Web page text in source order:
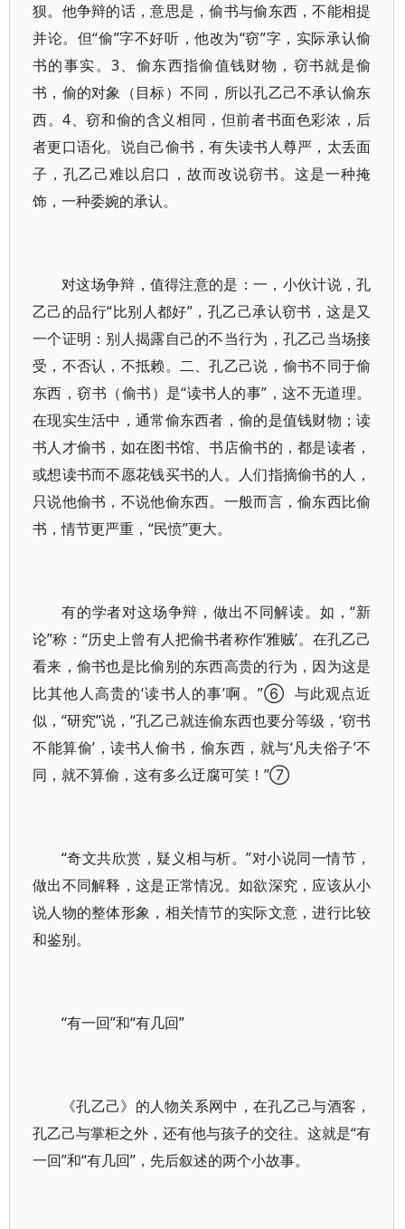
狈。他争辩的话，意思是，偷书与偷东西，不能相提
并论。但“偷”字不好听，他改为“窃”字，实际承认偷
书的事实。3、偷东西指偷值钱财物，窃书就是偷
书，偷的对象（目标）不同，所以孔乙己不承认偷东
西。4、窃和偷的含义相同，但前者书面色彩浓，后
者更口语化。说自己偷书，有失读书人尊严，太丢面
子，孔乙己难以启口，故而改说窃书。这是一种掩
饰，一种委婉的承认。
对这场争辩，值得注意的是：一，小伙计说，孔
乙己的品行“比别人都好”，孔乙己承认窃书，这是又
一个证明：别人揭露自己的不当行为，孔乙己当场接
受，不否认，不抵赖。二、孔乙己说，偷书不同于偷
东西，窃书（偷书）是“读书人的事”，这不无道理。
在现实生活中，通常偷东西者，偷的是值钱财物；读
书人才偷书，如在图书馆、书店偷书的，都是读者，
或想读书而不愿花钱买书的人。人们指摘偷书的人，
只说他偷书，不说他偷东西。一般而言，偷东西比偷
书，情节更严重，“民愤”更大。
有的学者对这场争辩，做出不同解读。如，“新
论”称：“历史上曾有人把偷书者称作‘雅贼’。在孔乙己
看来，偷书也是比偷别的东西高贵的行为，因为这是
比其他人高贵的‘读书人的事’啊。”⑥ 与此观点近
似，“研究”说，“孔乙己就连偷东西也要分等级，‘窃书
不能算偷’，读书人偷书，偷东西，就与‘凡夫俗子’不
同，就不算偷，这有多么迂腐可笑！”⑦
“奇文共欣赏，疑义相与析。”对小说同一情节，
做出不同解释，这是正常情况。如欲深究，应该从小
说人物的整体形象，相关情节的实际文意，进行比较
和鉴别。
“有一回”和“有几回”
《孔乙己》的人物关系网中，在孔乙己与酒客，
孔乙己与掌柜之外，还有他与孩子的交往。这就是“有
一回”和“有几回”，先后叙述的两个小故事。